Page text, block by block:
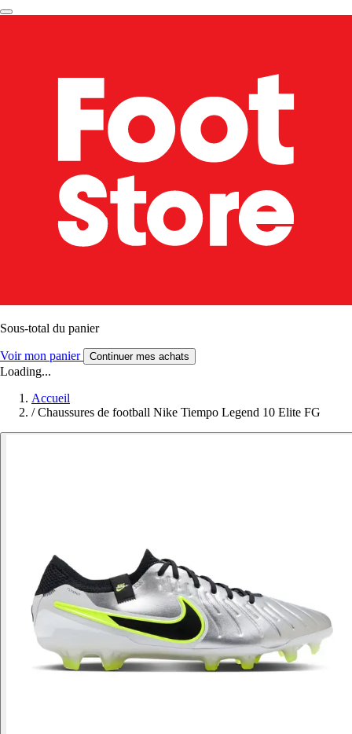
Sous-total du panier
Voir mon panier Continuer mes achats
Loading...
Accueil
/ Chaussures de football Nike Tiempo Legend 10 Elite FG